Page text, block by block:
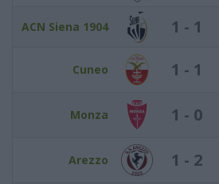
ACN Siena 1904 1 - 1
Cuneo 1 - 1
Monza 1 - 0
Arezzo 1 - 2